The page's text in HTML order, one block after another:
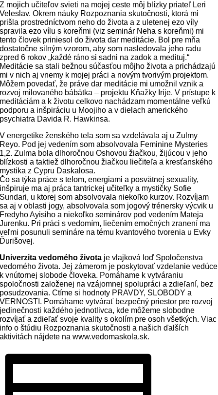
Z mojich učiteľov svieti na mojej ceste môj blízky priateľ Leri
Veleslav. Okrem náuky Rozpoznania skutočnosti, ktorá mi
prišla prostredníctvom neho do života a z uletenej ezo víly
spravila ezo vílu s koreňmi (viz seminár Neha s koreňmi) mi
tento človek priniesol do života dar meditácie. Bol pre mňa
dostatočne silným vzorom, aby som nasledovala jeho radu
zpred 6 rokov „každé ráno si sadni na zadok a medituj.“
Meditácie sa stali bežnou súčasťou môjho života a prichádzajú
mi v nich aj vnemy k mojej práci a novým tvorivým projektom.
Môžem povedať, že práve dar meditácie mi umožnil vznik a
rozvoj milovaného bábätka – projektu Kňažky Irije. V prístupe k
meditáciám a k životu celkovo nachádzam momentálne veľkú
podporu a inšpiráciu u Moojiho a v dielach amerického
psychiatra Davida R. Hawkinsa.
V energetike ženského tela som sa vzdelávala aj u Zulmy
Reyo. Pod jej vedením som absolvovala Feminine Mysteries
1,2. Zulma bola dlhoročnou Oshovou žiačkou, žijúcou v jeho
blízkosti a taktiež dlhoročnou žiačkou liečiteľa a kresťanského
mystika z Cypru Daskalosa.
Čo sa týka práce s telom, energiami a posvätnej sexuality,
inšpiruje ma aj práca tantrickej učiteľky a mystičky Sofie
Sundari, u ktorej som absolvovala niekoľko kurzov. Rozvíjam
sa aj v oblasti jogy, absolvovala som jogový trénersky výcvik u
Fredyho Ayisiho a niekoľko seminárov pod vedením Mateja
Jurenku. Pri práci s vedomím, liečením emočných zranení ma
veľmi posunuli semináre na tému kvantového tvorenia u Evky
Ďurišovej.
Univerzita vedomého života je vlajková loď Spoločenstva
vedomého života. Jej zámerom je poskytovať vzdelanie vedúce
k vnútornej slobode človeka. Pomáhame k vytváraniu
spoločnosti založenej na vzájomnej spolupráci a zdieľaní, bez
posudzovania. Ctíme si hodnoty PRAVDY, SLOBODY a
VERNOSTI. Pomáhame vytvárať bezpečný priestor pre rozvoj
jedinečnosti každého jednotlivca, kde môžeme slobodne
rozvíjať a zdieľať svoje kvality s okolím pre osoh všetkých. Viac
info o štúdiu Rozpoznania skutočnosti a našich ďalších
aktivitách nájdete na www.vedomaskola.sk.